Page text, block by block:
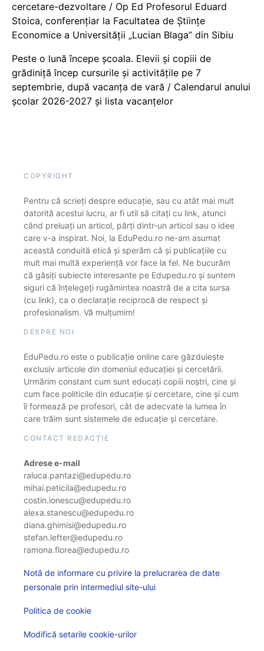
cercetare-dezvoltare / Op Ed Profesorul Eduard
Stoica, conferențiar la Facultatea de Științe
Economice a Universității „Lucian Blaga” din Sibiu
Peste o lună începe școala. Elevii și copiii de
grădiniță încep cursurile și activitățile pe 7
septembrie, după vacanța de vară / Calendarul anului
școlar 2026-2027 și lista vacanțelor
COPYRIGHT
Pentru că scrieți despre educație, sau cu atât mai mult
datorită acestui lucru, ar fi util să citați cu link, atunci
când preluați un articol, părți dintr-un articol sau o idee
care v-a inspirat. Noi, la EduPedu.ro ne-am asumat
această conduită etică și sperăm că și publicațiile cu
mult mai multă experiență vor face la fel. Ne bucurăm
că găsiți subiecte interesante pe Edupedu.ro și suntem
siguri că înțelegeți rugămintea noastră de a cita sursa
(cu link), ca o declarație reciprocă de respect și
profesionalism. Vă mulțumim!
DESPRE NOI
EduPedu.ro este o publicație online care găzduiește
exclusiv articole din domeniul educației și cercetării.
Urmărim constant cum sunt educați copiii noștri, cine și
cum face politicile din educație și cercetare, cine și cum
îi formează pe profesori, cât de adecvate la lumea în
care trăim sunt sistemele de educație și cercetare.
CONTACT REDACȚIE
Adrese e-mail
raluca.pantazi@edupedu.ro
mihai.peticila@edupedu.ro
costin.ionescu@edupedu.ro
alexa.stanescu@edupedu.ro
diana.ghimisi@edupedu.ro
stefan.lefter@edupedu.ro
ramona.florea@edupedu.ro
Notă de informare cu privire la prelucrarea de date
personale prin intermediul site-ului
Politica de cookie
Modifică setarile cookie-urilor